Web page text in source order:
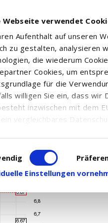
Webseite verwendet
Aufenthalt auf unseren
zu gestalten, analysieren
die wiederum
Cookies, um
für die
willigen Sie ein, dass
inzwischen mit dem
vergleichbares
USA, finden Sie auf unserer
auch jederzeit
Einstellungen